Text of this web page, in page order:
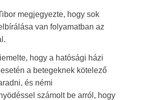
megjegyezte, hogy sok
van folyamatban az
hogy a hatósági házi
a betegeknek kötelező
és némi
számolt be arról, hogy